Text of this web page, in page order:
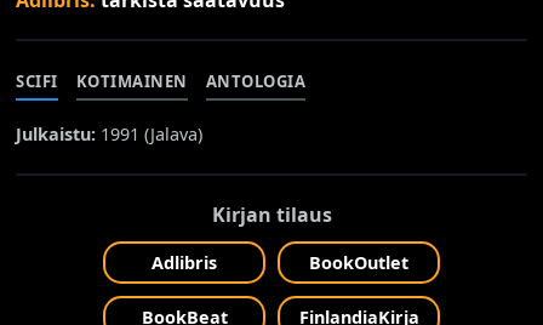
SCIFI KOTIMAINEN ANTOLOGIA
Julkaistu: 1991 (Jalava)
Kirjan tilaus
Adlibris BookOutlet
BookBeat FinlandiaKirja